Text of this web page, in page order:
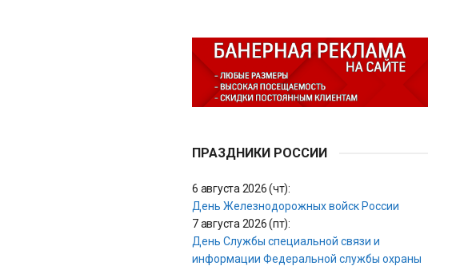
ПРАЗДНИКИ РОССИИ
6 августа 2026 (чт):
День Железнодорожных войск России
7 августа 2026 (пт):
День Службы специальной связи и
информации Федеральной службы охраны